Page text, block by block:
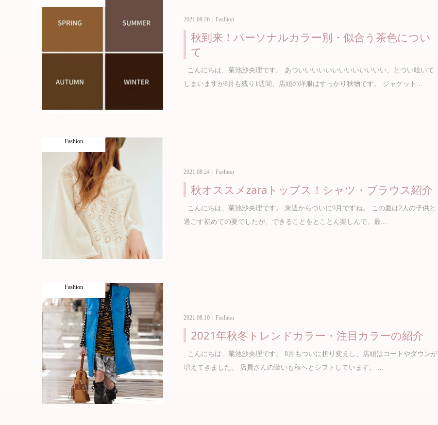
2021.08.26 Fashion
秋到来！パーソナルカラー別・似合う茶色につい
て
こんにちは、菊池沙央理です。 あついいいいいいいいいいいいい、とつい呟いて
しまいますが8月も残り1週間、店頭の洋服はすっかり秋物です。 ジャケット...
Fashion
2021.08.24 Fashion
秋オススメzaraトップス！シャツ・ブラウス紹介
こんにちは、菊池沙央理です。 来週からついに9月ですね。 この夏は2人の子供と
過ごす初めての夏でしたが、できることをとことん楽しんで、最...
Fashion
2021.08.10 Fashion
2021年秋冬トレンドカラー・注目カラーの紹介
こんにちは、菊池沙央理です。 8月もついに折り変えし、店頭はコートやダウンが
増えてきました。 店員さんの装いも秋へとシフトしています。 ...